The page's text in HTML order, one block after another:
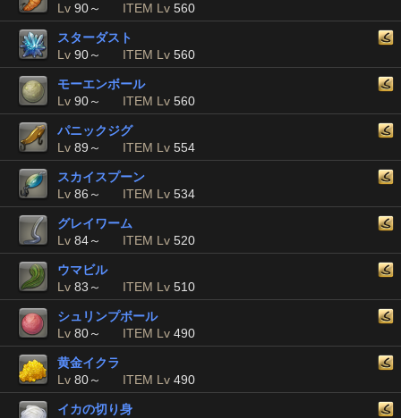
Lv 90～ ITEM Lv 560
スターダスト
Lv 90～ ITEM Lv 560
モーエンボール
Lv 90～ ITEM Lv 560
パニックジグ
Lv 89～ ITEM Lv 554
スカイスプーン
Lv 86～ ITEM Lv 534
グレイワーム
Lv 84～ ITEM Lv 520
ウマビル
Lv 83～ ITEM Lv 510
シュリンプボール
Lv 80～ ITEM Lv 490
黄金イクラ
Lv 80～ ITEM Lv 490
イカの切り身